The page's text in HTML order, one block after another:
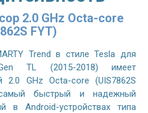
2.0 GHz Octa-core
FYT)
Trend в стиле Tesla для
TL (2015-2018) имеет
2.0 GHz Octa-core (UIS7862S
быстрый и надежный
в Android-устройствах типа